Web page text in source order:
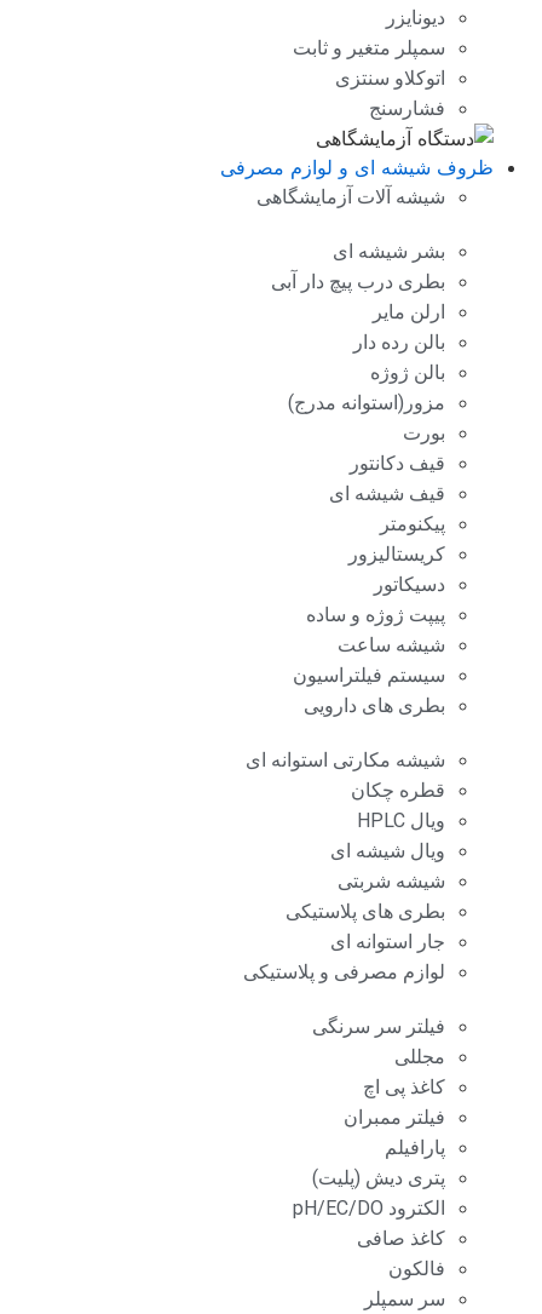
دیونایزر
سمپلر متغیر و ثابت
اتوکلاو سنتزی
فشارسنج
ظروف شیشه ای و لوازم مصرفی
شیشه آلات آزمایشگاهی
بشر شیشه ای
بطری درب پیچ دار آبی
ارلن مایر
بالن رده دار
بالن ژوژه
مزور(استوانه مدرج)
بورت
قیف دکانتور
قیف شیشه ای
پیکنومتر
کریستالیزور
دسیکاتور
پیپت ژوژه و ساده
شیشه ساعت
سیستم فیلتراسیون
بطری های دارویی
شیشه مکارتی استوانه ای
قطره چکان
ویال HPLC
ویال شیشه ای
شیشه شربتی
بطری های پلاستیکی
جار استوانه ای
لوازم مصرفی و پلاستیکی
فیلتر سر سرنگی
مجللی
کاغذ پی اچ
فیلتر ممبران
پارافیلم
پتری دیش (پلیت)
الکترود pH/EC/DO
کاغذ صافی
فالکون
سر سمپلر